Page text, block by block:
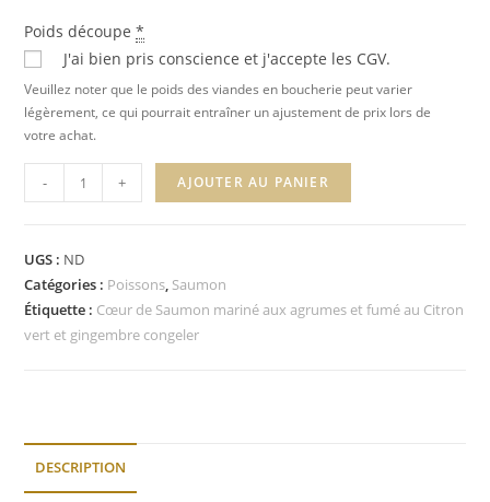
Poids découpe *
J'ai bien pris conscience et j'accepte les CGV.
Veuillez noter que le poids des viandes en boucherie peut varier
légèrement, ce qui pourrait entraîner un ajustement de prix lors de
votre achat.
- + AJOUTER AU PANIER
t
e
e
UGS : ND
Catégories : Poissons, Saumon
Étiquette : Cœur de Saumon mariné aux agrumes et fumé au Citron
vert et gingembre congeler
DESCRIPTION